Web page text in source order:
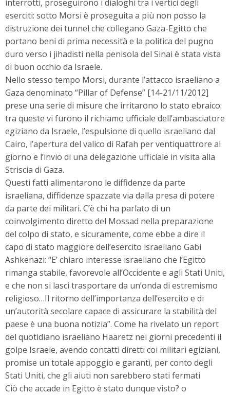
interrotti, proseguirono i dialoghi tra i vertici degli
eserciti: sotto Morsi è proseguita a più non posso la
distruzione dei tunnel che collegano Gaza-Egitto che
portano beni di prima necessità e la politica del pugno
duro verso i jihadisti nella penisola del Sinai è stata vista
di buon occhio da Israele.
Nello stesso tempo Morsi, durante l’attacco israeliano a
Gaza denominato “Pillar of Defense” [14-21/11/2012]
prese una serie di misure che irritarono lo stato ebraico:
tra queste vi furono il richiamo ufficiale dell’ambasciatore
egiziano da Israele, l’espulsione di quello israeliano dal
Cairo, l’apertura del valico di Rafah per ventiquattrore al
giorno e l’invio di una delegazione ufficiale in visita alla
Striscia di Gaza.
Questi fatti alimentarono le diffidenze da parte
israeliana, diffidenze spazzate via dalla presa di potere
da parte dei militari. C’è chi ha parlato di un
coinvolgimento diretto del Mossad nella preparazione
del colpo di stato, e sicuramente, come ebbe a dire il
capo di stato maggiore dell’esercito israeliano Gabi
Ashkenazi: “E’ chiaro interesse israeliano che l’Egitto
rimanga stabile, favorevole all’Occidente e agli Stati Uniti,
e che non si lasci trasportare da un’onda di estremismo
religioso…Il ritorno dell’importanza dell’esercito e di
un’autorità secolare capace di assicurare la stabilità del
paese è una buona notizia”. Come ha rivelato un report
del quotidiano israeliano Haaretz nei giorni precedenti il
golpe Israele, avendo contatti diretti coi militari egiziani,
promise un totale appoggio e garantì, per conto degli
Stati Uniti, che gli aiuti non sarebbero stati fermati
Ciò che accade in Egitto è stato dunque visto? o